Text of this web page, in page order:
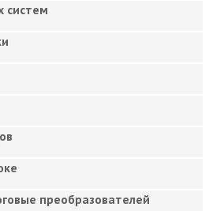
систем
преобразователей